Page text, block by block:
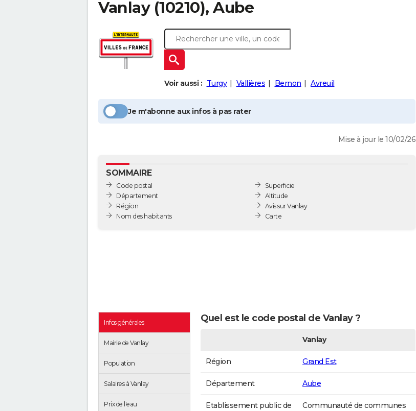
Vanlay(10210), Aube
Voir aussi : Turgy Vallières Bernon Avreuil
Je m'abonne aux infos à pas rater
Mise à jour le 10/02/26
SOMMAIRE
Code postal
Département
Région
Nom des habitants
Superficie
Altitude
Avis sur Vanlay
Carte
Infos générales
Mairie de Vanlay
Population
Salaires à Vanlay
Prix de l'eau
Quel est le code postal de Vanlay ?
Vanlay
Région Grand Est
Département Aube
Etablissement public de
Communauté de communes